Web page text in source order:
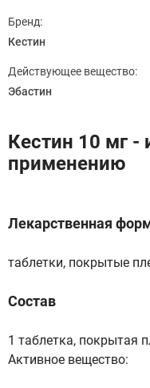
Бренд:
Кестин
Действующее вещество:
Эбастин
Кестин 10 мг -
применению
Лекарственная
таблетки, покрытые
Состав
1 таблетка, покрытая
Активное вещество: